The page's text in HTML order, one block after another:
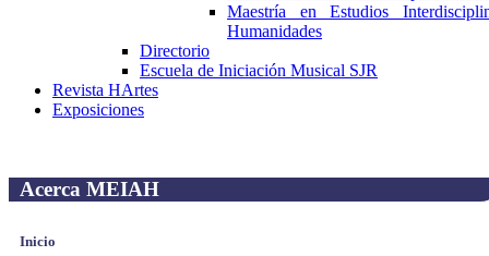
Maestría en Estudios
Humanidades
Directorio
Escuela de Iniciación Musical SJR
Revista HArtes
Exposiciones
Acerca MEIAH
Inicio